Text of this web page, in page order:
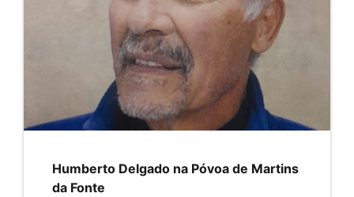
Humberto Delgado na Póvoa de Martins
da Fonte